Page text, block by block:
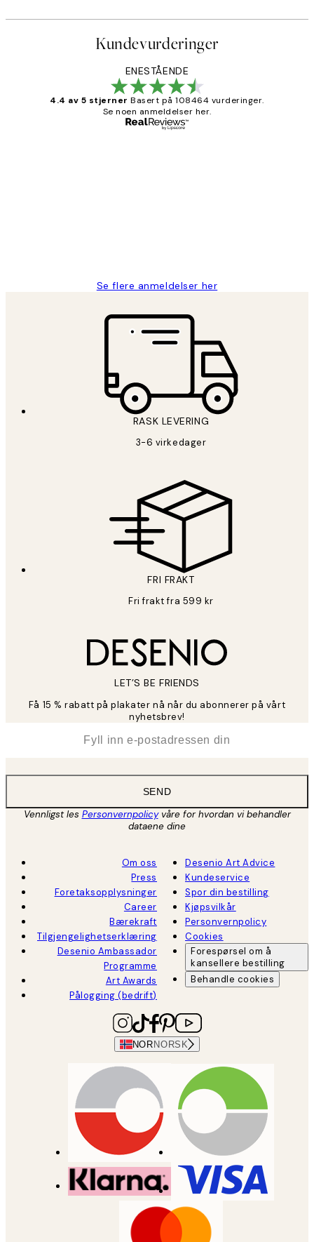
Kundevurderinger
ENESTÅENDE
4.4 av 5 stjerner Basert på 108464 vurderinger.
Se noen anmeldelser her.
Se flere anmeldelser her
RASK LEVERING
3-6 virkedager
FRI FRAKT
Fri frakt fra 599 kr
LET’S BE FRIENDS
Få 15 % rabatt på plakater nå når du abonnerer på vårt
nyhetsbrev!
SEND
Vennligst les Personvernpolicyvåre for hvordan vi behandler
dataene dine
Om oss
Press
Foretaksopplysninger
Career
Bærekraft
Tilgjengelighetserklæring
Desenio Ambassador
Programme
Art Awards
Pålogging (bedrift)
Desenio Art Advice
Kundeservice
Spor din bestilling
Kjøpsvilkår
Personvernpolicy
Cookies
Forespørsel om å
kansellere bestilling
Behandle cookies
NOR NORSK